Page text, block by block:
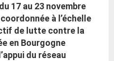
17 au 23 novembre
à l’échelle
de lutte contre la
en Bourgogne
du réseau